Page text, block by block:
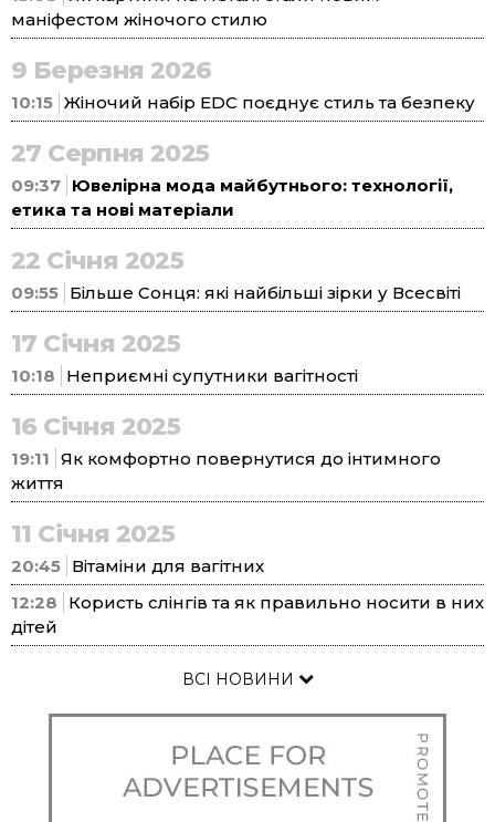
маніфестом жіночого стилю
9 Березня 2026
10:15 Жіночий набір EDC поєднує стиль та безпеку
27 Серпня 2025
09:37 Ювелірна мода майбутнього: технології,
етика та нові матеріали
22 Січня 2025
09:55 Більше Сонця: які найбільші зірки у Всесвіті
17 Січня 2025
10:18 Неприємні супутники вагітності
16 Січня 2025
19:11 Як комфортно повернутися до інтимного
життя
11 Січня 2025
20:45 Вітаміни для вагітних
12:28
Користь слінгів та як правильно носити в них
дітей
ВСІ НОВИНИ